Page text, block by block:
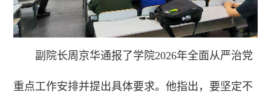
副院长周京华通报了学院2026年全面从严治党
重点工作安排并提出具体要求。他指出，要坚定不